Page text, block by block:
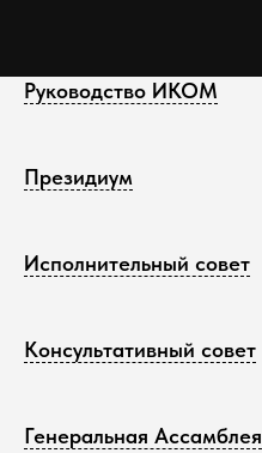
Руководство ИКОМ
Президиум
Исполнительный совет
Консультативный совет
Генеральная Ассамблея